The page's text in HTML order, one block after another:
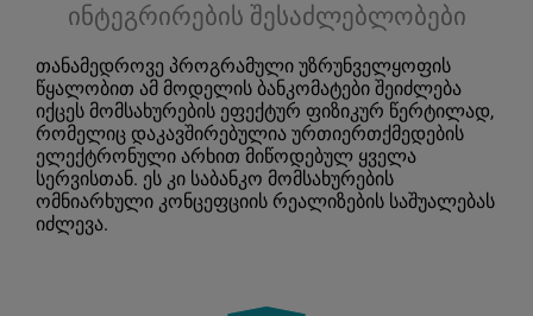
ინტეგრირების შესაძლებლობები
თანამედროვე პროგრამული უზრუნველყოფის
წყალობით ამ მოდელის ბანკომატები შეიძლება
იქცეს მომსახურების ეფექტურ ფიზიკურ წერტილად,
რომელიც დაკავშირებულია ურთიერთქმედების
ელექტრონული არხით მიწოდებულ ყველა
სერვისთან. ეს კი საბანკო მომსახურების
ომნიარხული კონცეფციის რეალიზების საშუალებას
იძლევა.